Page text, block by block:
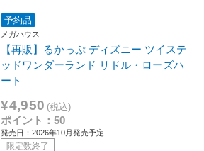
予約品
メガハウス
【再販】るかっぷ ディズニー ツイステ
ッドワンダーランド リドル・ローズハ
ート
¥4,950 (税込)
ポイント：50
発売日：2026年10月発売予定
限定数終了